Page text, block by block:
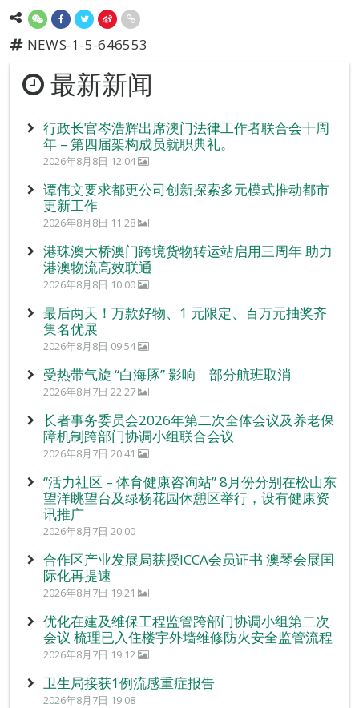
NEWS-1-5-646553
最新新闻
行政长官岑浩辉出席澳门法律工作者联合会十周
年 – 第四届架构成员就职典礼。
2026年8月8日 12:04
谭伟文要求都更公司创新探索多元模式推动都市
更新工作
2026年8月8日 11:28
港珠澳大桥澳门跨境货物转运站启用三周年 助力
港澳物流高效联通
2026年8月8日 10:00
最后两天！万款好物、1 元限定、百万元抽奖齐
集名优展
2026年8月8日 09:54
受热带气旋 “白海豚” 影响 部分航班取消
2026年8月7日 22:27
长者事务委员会2026年第二次全体会议及养老保
障机制跨部门协调小组联合会议
2026年8月7日 20:41
“活力社区 – 体育健康咨询站” 8月份分别在松山东
望洋眺望台及绿杨花园休憩区举行，设有健康资
讯推广
2026年8月7日 20:00
合作区产业发展局获授ICCA会员证书 澳琴会展国
际化再提速
2026年8月7日 19:21
优化在建及维保工程监管跨部门协调小组第二次
会议 梳理已入住楼宇外墙维修防火安全监管流程
2026年8月7日 19:12
卫生局接获1例流感重症报告
2026年8月7日 19:08